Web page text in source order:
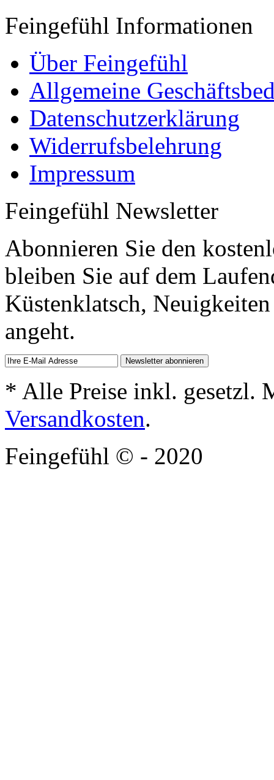
Feingefühl Informationen
Über Feingefühl
Allgemeine
Datenschutzerklärung
Widerrufsbelehrung
Impressum
Feingefühl Newsletter
Abonnieren Sie den
bleiben Sie auf dem
Küstenklatsch,
angeht.
* Alle Preise inkl. gesetzl.
Versandkosten.
Feingefühl © - 2020